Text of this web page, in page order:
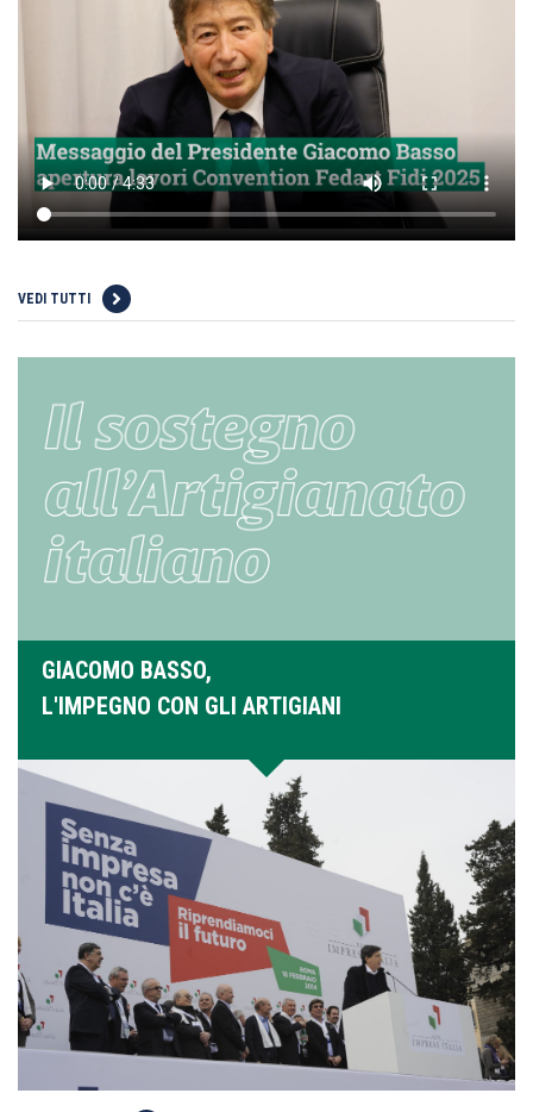
VEDI TUTTI
GIACOMO BASSO,
L'IMPEGNO CON GLI ARTIGIANI